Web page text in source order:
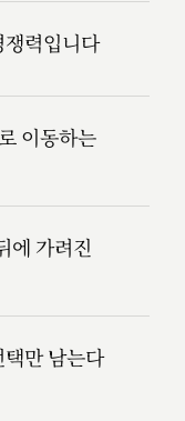
력입니다
이동하는
에 가려진
만 남는다